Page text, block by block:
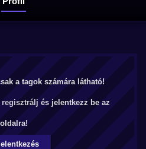
a tagok számára látható!
regisztrálj és jelentkezz be az
oldalra!